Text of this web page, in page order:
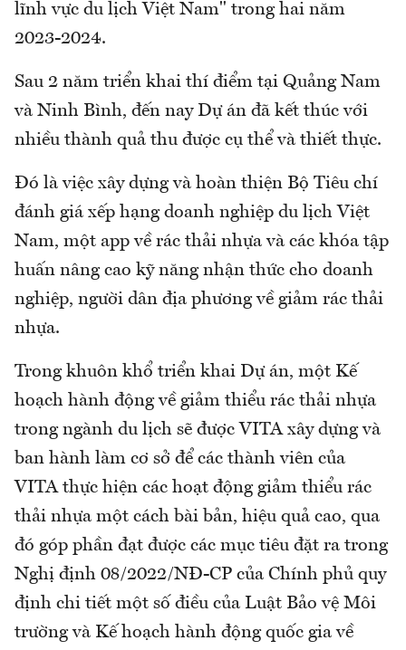
lĩnh vực du lịch Việt Nam" trong hai năm
2023-2024.
Sau 2 năm triển khai thí điểm tại Quảng Nam
và Ninh Bình, đến nay Dự án đã kết thúc với
nhiều thành quả thu được cụ thể và thiết thực.
Đó là việc xây dựng và hoàn thiện Bộ Tiêu chí
đánh giá xếp hạng doanh nghiệp du lịch Việt
Nam, một app về rác thải nhựa và các khóa tập
huấn nâng cao kỹ năng nhận thức cho doanh
nghiệp, người dân địa phương về giảm rác thải
nhựa.
Trong khuôn khổ triển khai Dự án, một Kế
hoạch hành động về giảm thiểu rác thải nhựa
trong ngành du lịch sẽ được VITA xây dựng và
ban hành làm cơ sở để các thành viên của
VITA thực hiện các hoạt động giảm thiểu rác
thải nhựa một cách bài bản, hiệu quả cao, qua
đó góp phần đạt được các mục tiêu đặt ra trong
Nghị định 08/2022/NĐ-CP của Chính phủ quy
định chi tiết một số điều của Luật Bảo vệ Môi
trường và Kế hoạch hành động quốc gia về